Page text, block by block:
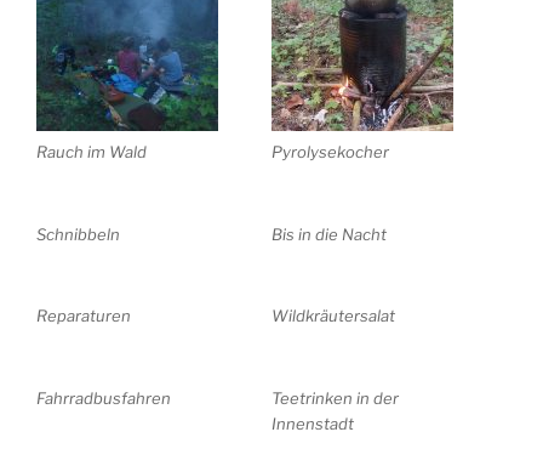
Rauch im Wald Pyrolysekocher
Schnibbeln Bis in die Nacht
Reparaturen Wildkräutersalat
Fahrradbusfahren
Teetrinken in der
Innenstadt